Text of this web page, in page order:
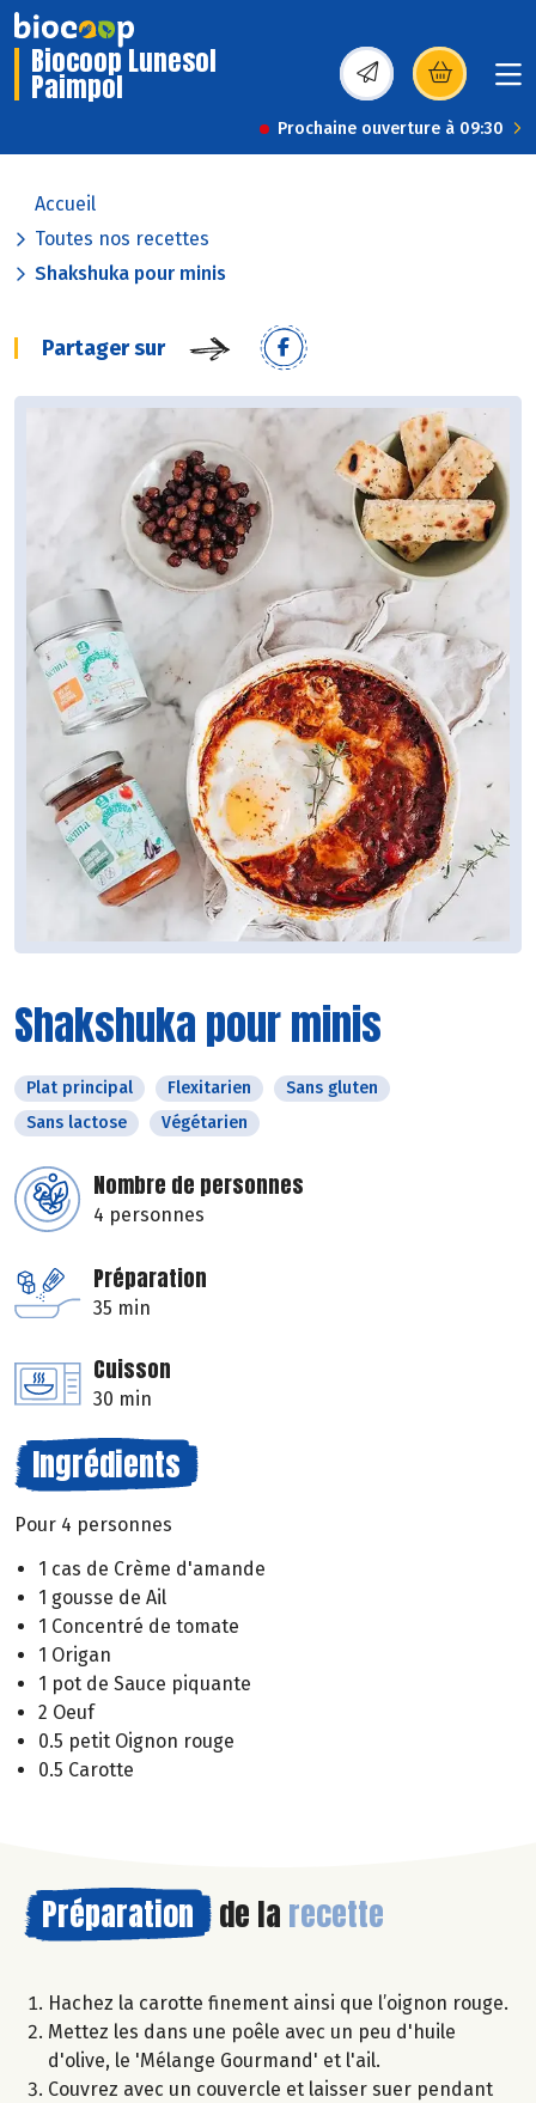
Biocoop Lunesol
Paimpol (s’ouvre dans une
Prochaine ouverture à 09:30
Accueil
Toutes nos recettes
Shakshuka pour minis
Partager sur
Shakshuka pour minis
Plat principal Flexitarien
Sans gluten
Sans lactose
Végétarien
Nombre de personnes
4 personnes
Préparation
35 min
Cuisson
30 min
Ingrédients
Pour 4 personnes
1 cas de Crème d'amande
1 gousse de Ail
1 Concentré de tomate
1 Origan
1 pot de Sauce piquante
2 Oeuf
0.5 petit Oignon rouge
0.5 Carotte
Préparation de la recette
Hachez la carotte finement ainsi que l’oignon rouge.
Mettez les dans une poêle avec un peu d'huile
d'olive, le 'Mélange Gourmand' et l'ail.
Couvrez avec un couvercle et laisser suer pendant